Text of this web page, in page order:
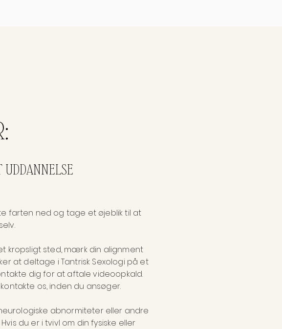
UDDANNELSE
farten ned og tage et øjeblik til at
kropsligt sted, mærk din alignment
at deltage i Tantrisk Sexologi på et
dig for at aftale videoopkald.
os, inden du ansøger.
abnormiteter eller andre
du er i tvivl om din fysiske eller